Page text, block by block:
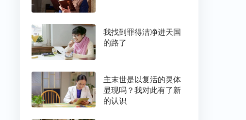
我找到罪得洁净进天国
的路了
主末世是以复活的灵体
显现吗？我对此有了新
的认识